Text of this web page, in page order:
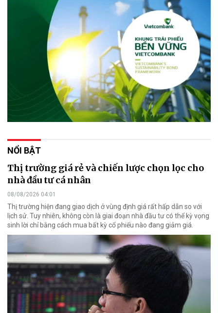
NỔI BẬT
Thị trường giá rẻ và chiến lược chọn lọc cho
nhà đầu tư cá nhân
08/08/2026 04:01
Thị trường hiện đang giao dịch ở vùng định giá rất hấp dẫn so với
lịch sử. Tuy nhiên, không còn là giai đoạn nhà đầu tư có thể kỳ vọng
sinh lời chỉ bằng cách mua bất kỳ cổ phiếu nào đang giảm giá.